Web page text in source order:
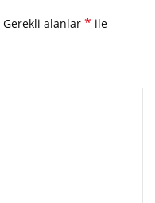
Gerekli alanlar * ile